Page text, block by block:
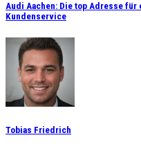
Audi Aachen: Die top Adresse
Kundenservice
Tobias Friedrich